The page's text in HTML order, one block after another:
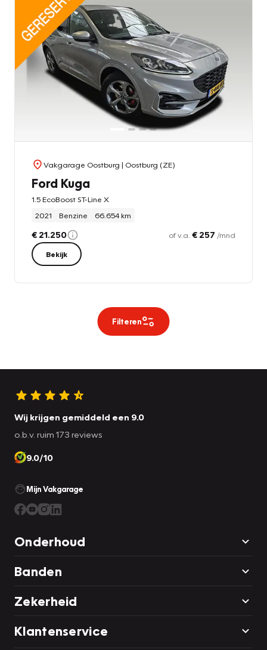
Vakgarage Oostburg | Oostburg (ZE)
Ford Kuga
1.5 EcoBoost ST-Line X
2021
Benzine 66.654 km
€ 21.250 of v.a. € 257 /mnd
Bekijk
Filteren
Wij krijgen gemiddeld een 9.0
o.b.v. ruim 173 reviews
9.0/10
Mijn Vakgarage
Onderhoud
Banden
Zekerheid
Klantenservice